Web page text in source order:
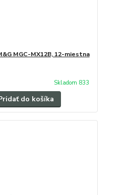
MGC-MX12B, 12-miestna
Skladom 833
do košíka